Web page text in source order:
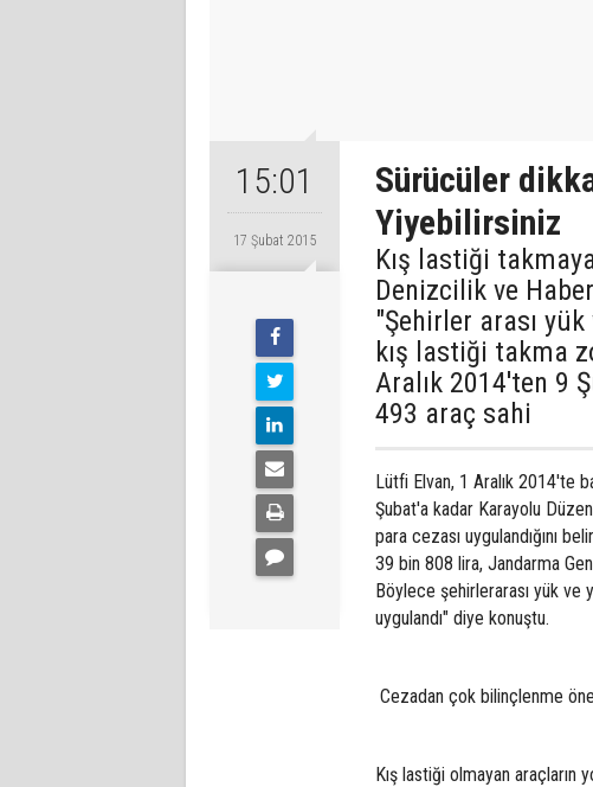
15:01
17 Şubat 2015
Sürücüler
Yiyebilirsiniz
Kış lastiği
Denizcilik ve
"Şehirler arası
kış lastiği takma
Aralık 2014'ten 9
493 araç sahi
Lütfi Elvan, 1 Aralık 2014'te
Şubat'a kadar Karayolu
para cezası uygulandığını
39 bin 808 lira, Jandarma
Böylece şehirlerarası yük ve
uygulandı" diye konuştu.
Cezadan çok bilinçlenme
Kış lastiği olmayan